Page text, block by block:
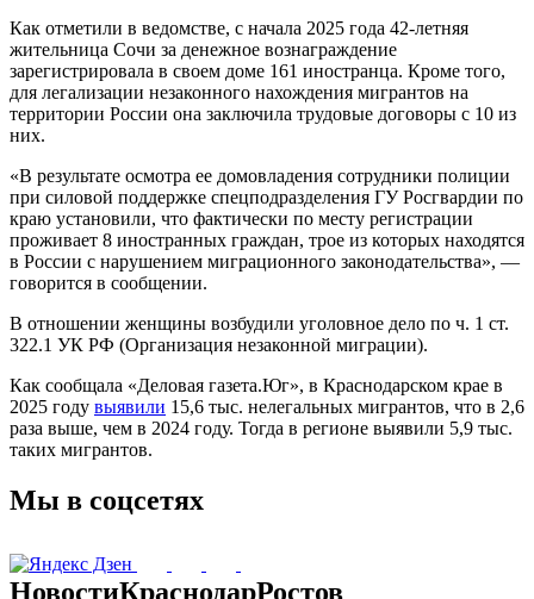
Как отметили в ведомстве, с начала 2025 года 42-летняя
жительница Сочи за денежное вознаграждение
зарегистрировала в своем доме 161 иностранца. Кроме того,
для легализации незаконного нахождения мигрантов на
территории России она заключила трудовые договоры с 10 из
них.
«В результате осмотра ее домовладения сотрудники полиции
при силовой поддержке спецподразделения ГУ Росгвардии по
краю установили, что фактически по месту регистрации
проживает 8 иностранных граждан, трое из которых находятся
в России с нарушением миграционного законодательства», —
говорится в сообщении.
В отношении женщины возбудили уголовное дело по ч. 1 ст.
322.1 УК РФ (Организация незаконной миграции).
Как сообщала «Деловая газета.Юг», в Краснодарском крае в
2025 году выявили 15,6 тыс. нелегальных мигрантов, что в 2,6
раза выше, чем в 2024 году. Тогда в регионе выявили 5,9 тыс.
таких мигрантов.
Мы в соцсетях
НовостиКраснодарРостов